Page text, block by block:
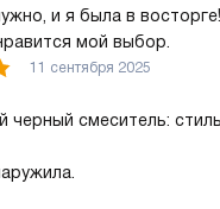
и я была в
мой выбор.
11 сентября 2025
черный смеситель: